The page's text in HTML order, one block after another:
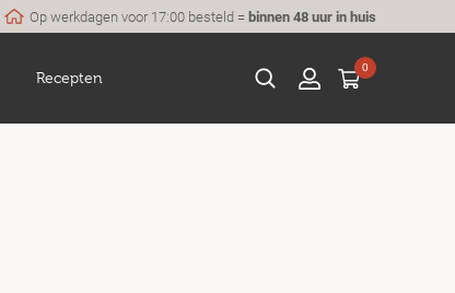
Op werkdagen voor 17:00 besteld =binnen 48 uur in huis
Recepten
0